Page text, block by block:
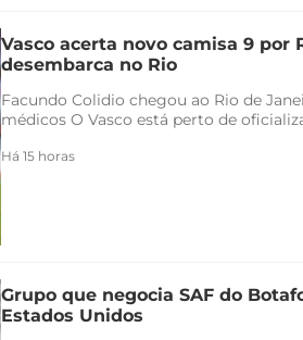
Vasco acerta novo camisa 9 por
desembarca no Rio
Facundo Colidio chegou ao Rio de
médicos O Vasco está perto de
Há 15 horas
Grupo que negocia SAF do
Estados Unidos